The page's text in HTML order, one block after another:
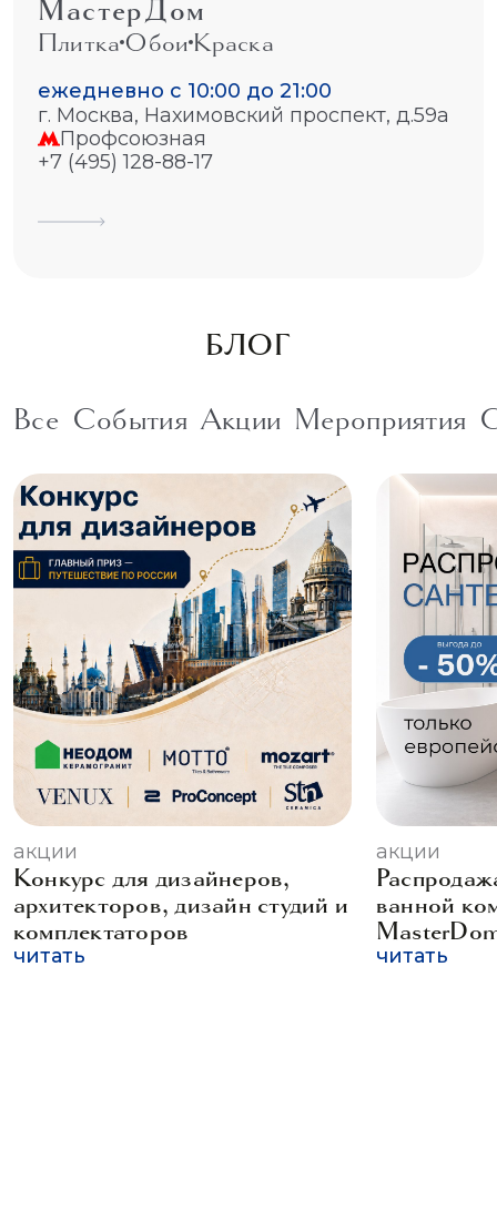
МастерДом
ПлиткаОбоиКраска
ежедневно с 10:00 до 21:00
г. Москва, Нахимовский проспект, д.59а
Профсоюзная
+7 (495) 128-88-17
БЛОГ
Все События Акции Мероприятия
акции
Конкурс для дизайнеров,
архитекторов, дизайн студий и
комплектаторов
читать
акции
ванной
читать